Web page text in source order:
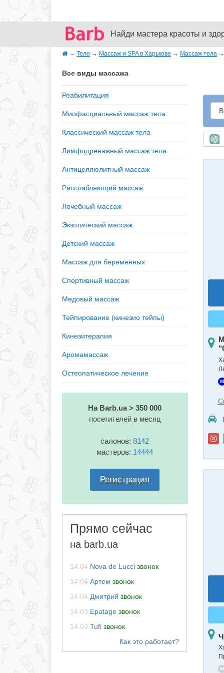
Найди мастера красоты и
→ Тело → Массаж и SPA в Харькове → Массаж тела
Все виды массажа
Реабилитация
Миофасциальный массаж тела
Классический массаж тела
Лимфодренажный массаж тела
Антицеллюлитный массаж
Расслабляющий массаж
Лечебный массаж
Экзотический массаж
Детский массаж
Массаж для беременных
Спортивный массаж
Медовый массаж
Тейпирование (кинезио тейпы)
Кинезитерапия
Аромамассаж
Остеопатическое лечение
На Barb.ua > 350 000
посетителей в месяц
салонов:8142
мастеров: 14444
Регистрация
Прямо сейчас
на barb.ua
14:04 Nova de Lucci звонок
14:04 Артем звонок
14:04 Дмитрий звонок
14:03 Epatage звонок
14:03 Tufi звонок
M
M